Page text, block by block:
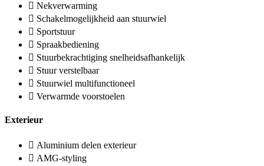
Nekverwarming
Schakelmogelijkheid aan stuurwiel
Sportstuur
Spraakbediening
Stuurbekrachtiging snelheidsafhankelijk
Stuur verstelbaar
Stuurwiel multifunctioneel
Verwarmde voorstoelen
Exterieur
Aluminium delen exterieur
AMG-styling